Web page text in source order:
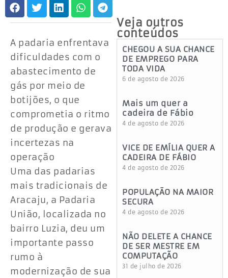
A padaria enfrentava
dificuldades com o
abastecimento de
gás por meio de
botijões, o que
comprometia o ritmo
de produção e gerava
incertezas na
operação
Uma das padarias
mais tradicionais de
Aracaju, a Padaria
União, localizada no
bairro Luzia, deu um
importante passo
rumo à
modernização de sua
Veja outros
conteúdos
CHEGOU A SUA CHANCE
DE EMPREGO PARA
TODA VIDA
6 de agosto de 2026
Mais um quer a
cadeira de Fábio
4 de agosto de 2026
VICE DE EMÍLIA QUER A
CADEIRA DE FÁBIO
4 de agosto de 2026
POPULAÇÃO NA MAIOR
SECURA
4 de agosto de 2026
NÃO DELETE A CHANCE
DE SER MESTRE EM
COMPUTAÇÃO
31 de julho de 2026